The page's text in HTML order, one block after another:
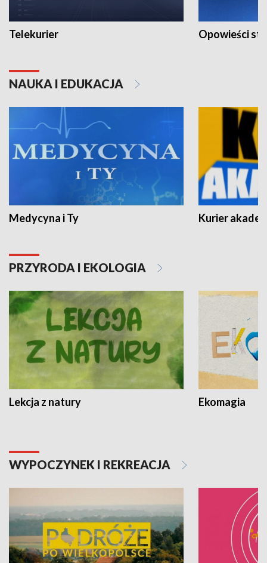
Telekurier Opowieści
NAUKA I EDUKACJA
Medycyna i Ty Kurier
PRZYRODA I EKOLOGIA
Lekcja z natury Ekomagia
WYPOCZYNEK I REKREACJA